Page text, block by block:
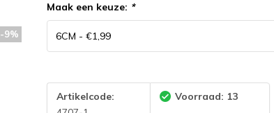
-9%
Maak een keuze: *
Artikelcode:
Voorraad: 13